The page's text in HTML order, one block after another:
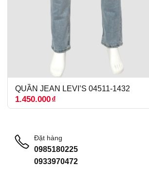
QUẦN JEAN LEVI’S 04511-1432
1.450.000₫
Đặt hàng
0985180225
0933970472